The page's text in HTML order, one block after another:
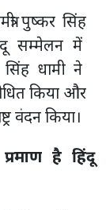
पुष्कर सिंह
सम्मेलन में
सिंह धामी ने
किया और
वंदन किया।
है हिंदू